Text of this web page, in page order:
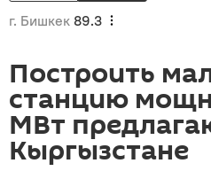
г. Бишкек 89.3
Построить
станцию
МВт
Кыргызстане